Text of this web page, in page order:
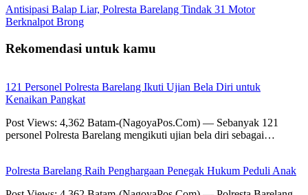
Antisipasi Balap Liar, Polresta Barelang Tindak 31 Motor
Berknalpot Brong
Rekomendasi untuk kamu
121 Personel Polresta Barelang Ikuti Ujian Bela Diri untuk
Kenaikan Pangkat
Post Views: 4,362 Batam-(NagoyaPos.Com) — Sebanyak 121
personel Polresta Barelang mengikuti ujian bela diri sebagai…
Polresta Barelang Raih Penghargaan Penegak Hukum Peduli Anak